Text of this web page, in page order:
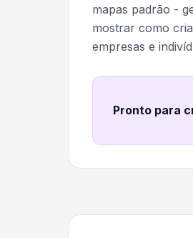
mapas padrão -
mostrar como
empresas e
Pronto para